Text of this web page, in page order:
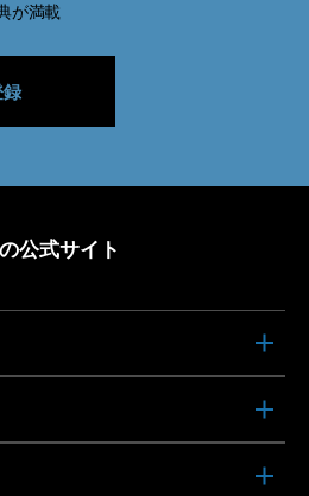
が満載
録
公式サイト